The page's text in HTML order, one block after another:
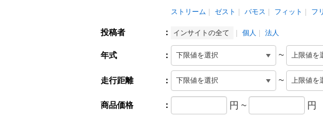
ストリーム
ゼスト バモス フィット フ
投稿者 ： インサイトの全て 個人 法人
年式 ： ~
走行距離 ： ~
商品価格 ： 円 ~ 円